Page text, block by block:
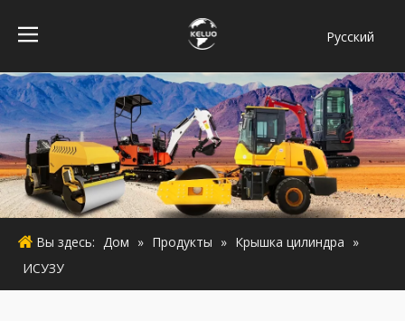
Pусский
Bahasa
indonesia
Türk dili
ไทย
Italiano
Deutsch
Português
Вы здесь: Дом » Продукты » Крышка цилиндра »
ИСУЗУ